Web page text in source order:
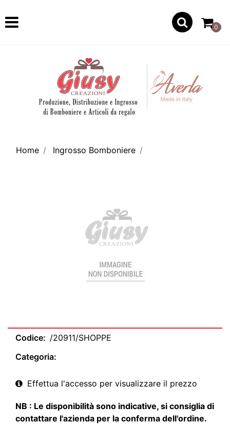
Open
0
Home Ingrosso Bomboniere
Codice: /20911/SHOPPE
Categoria:
Effettua l'accesso per visualizzare il prezzo
NB : Le disponibilità sono indicative, si consiglia di
contattare l'azienda per la conferma dell'ordine.